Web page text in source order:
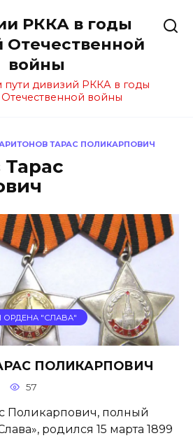
РККА в годы
Отечественной
войны
пути дивизий РККА в годы
войны
ТАРАС ПОЛИКАРПОВИЧ
Тарас
"СЛАВА"
ПОЛИКАРПОВИЧ
57
Поликарпович, полный
родился 15 марта 1899